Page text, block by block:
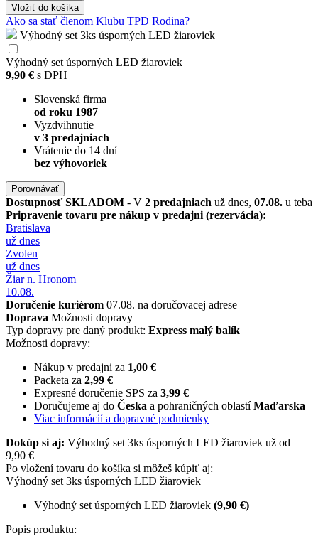
Vložiť do košíka
Ako sa stať členom Klubu TPD Rodina?
Výhodný set 3ks úsporných LED žiaroviek
Výhodný set úsporných LED žiaroviek
9,90 € s DPH
Slovenská firma
od roku 1987
Vyzdvihnutie
v 3 predajniach
Vrátenie do 14 dní
bez výhovoriek
Porovnávať
DostupnosťSKLADOM - V 2 predajniach už dnes, 07.08. u teba
Pripravenie tovaru pre nákup v predajni (rezervácia):
Bratislava
už dnes
Zvolen
už dnes
Žiar n. Hronom
10.08.
Doručenie kuriérom 07.08. na doručovacej adrese
Doprava Možnosti dopravy
Typ dopravy pre daný produkt: Express malý balík
Možnosti dopravy:
Nákup v predajni za 1,00 €
Packeta za 2,99 €
Expresné doručenie SPS za 3,99 €
Doručujeme aj do Česka a pohraničných oblastíMaďarska
Viac informácií a dopravné podmienky
Dokúp si aj: Výhodný set 3ks úsporných LED žiaroviek už od
9,90 €
Po vložení tovaru do košíka si môžeš kúpiť aj:
Výhodný set 3ks úsporných LED žiaroviek
Výhodný set úsporných LED žiaroviek (9,90 €)
Popis produktu: